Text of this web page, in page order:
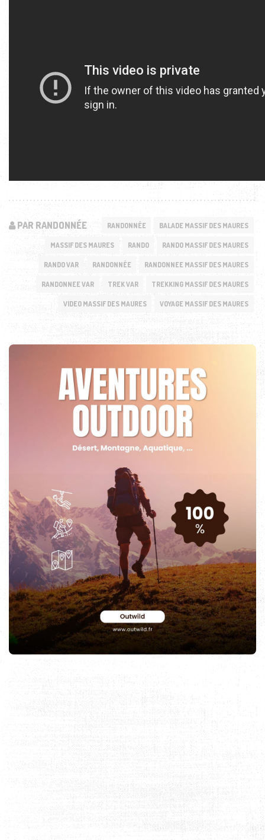
PAR RANDONNÉE RANDONNÉE BALADE MASSIF DES MAURES
MASSIF DES MAURES RANDO RANDO MASSIF DES MAURES
RANDO VAR RANDONNÉE RANDONNEE MASSIF DES MAURES
RANDONNEE VAR TREK VAR TREKKING MASSIF DES MAURES
VIDEO MASSIF DES MAURES VOYAGE MASSIF DES MAURES